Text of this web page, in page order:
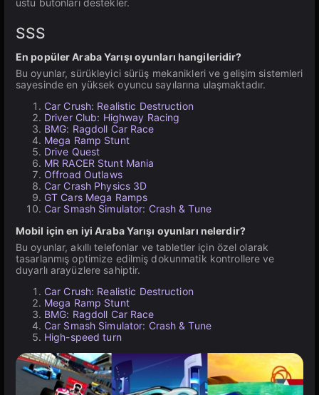
üstü butonları destekler.
SSS
En popüler Araba Yarışı oyunları hangileridir?
Bu oyunlar, sürükleyici sürüş mekanikleri ve gelişim sistemleri
sayesinde en yüksek oyuncu sayılarına ulaşmaktadır.
Car Crush: Realistic Destruction
Driver Club: Highway Racing
BMG: Ragdoll Car Race
Mega Ramp Stunt
Drive Quest
MR RACER Stunt Mania
Offroad Outlaws
Car Crash Physics 3D
GT Cars Mega Ramps
Car Smash Simulator: Crash & Tune
Mobil için en iyi Araba Yarışı oyunları nelerdir?
Bu oyunlar, akıllı telefonlar ve tabletler için özel olarak
tasarlanmış optimize edilmiş dokunmatik kontrollere ve
duyarlı arayüzlere sahiptir.
Car Crush: Realistic Destruction
Mega Ramp Stunt
BMG: Ragdoll Car Race
Car Smash Simulator: Crash & Tune
High-speed turn